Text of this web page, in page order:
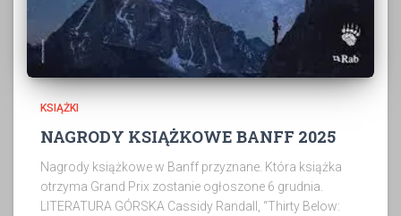
KSIĄŻKI
NAGRODY KSIĄŻKOWE BANFF 2025
Nagrody książkowe w Banff przyznane. Która książka
otrzyma Grand Prix zostanie ogłoszone 6 grudnia.
LITERATURA GÓRSKA Cassidy Randall, “Thirty Below: